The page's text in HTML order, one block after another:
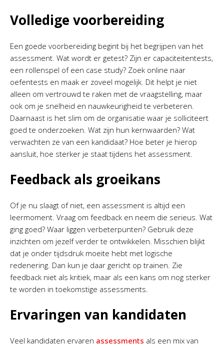
Volledige voorbereiding
Een goede voorbereiding begint bij het begrijpen van het
assessment. Wat wordt er getest? Zijn er capaciteitentests,
een rollenspel of een case study? Zoek online naar
oefentests en maak er zoveel mogelijk. Dit helpt je niet
alleen om vertrouwd te raken met de vraagstelling, maar
ook om je snelheid en nauwkeurigheid te verbeteren.
Daarnaast is het slim om de organisatie waar je solliciteert
goed te onderzoeken. Wat zijn hun kernwaarden? Wat
verwachten ze van een kandidaat? Hoe beter je hierop
aansluit, hoe sterker je staat tijdens het assessment.
Feedback als groeikans
Of je nu slaagt of niet, een assessment is altijd een
leermoment. Vraag om feedback en neem die serieus. Wat
ging goed? Waar liggen verbeterpunten? Gebruik deze
inzichten om jezelf verder te ontwikkelen. Misschien blijkt
dat je onder tijdsdruk moeite hebt met logische
redenering. Dan kun je daar gericht op trainen. Zie
feedback niet als kritiek, maar als een kans om nog sterker
te worden in toekomstige assessments.
Ervaringen van kandidaten
Veel kandidaten ervaren assessments als een mix van